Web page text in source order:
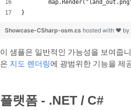
}
Showcase-CSharp-osm.cs hosted with ❤ by
이 샘플은 일반적인 가능성을 보여줍
은 지도 렌더링에 광범위한 기능을 제
플랫폼 - .NET / C#